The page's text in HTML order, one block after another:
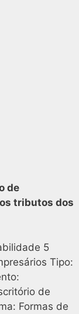
de
tributos dos
5
Tipo:
de
Formas de